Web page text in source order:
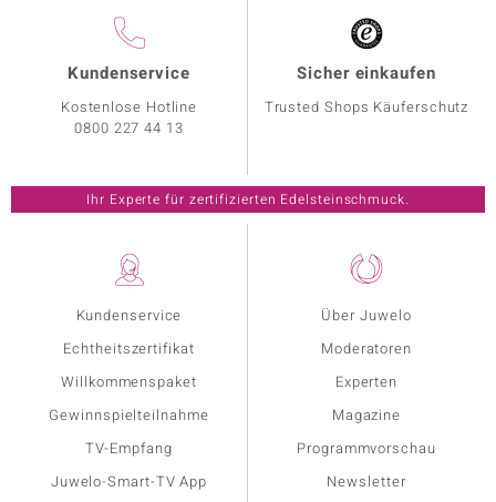
Kundenservice
Echtheitszertifikat
Willkommenspaket
Gewinnspielteilnahme
TV-Empfang
Juwelo-Smart-TV App
Über Juwelo
Moderatoren
Experten
Magazine
Programmvorschau
Newsletter
Kundenservice
Kostenlose Hotline
0800 227 44 13
Sicher einkaufen
Trusted Shops Käuferschutz
Ihr Experte für zertifizierten Edelsteinschmuck.